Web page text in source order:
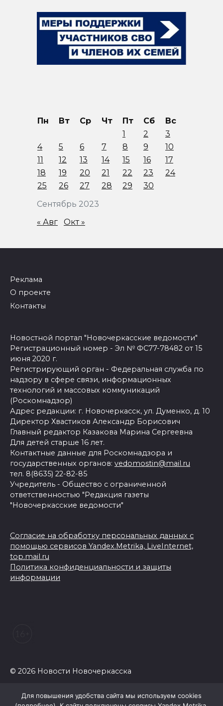
Сентябрь 2023
Пн Вт Ср Чт Пт Сб
Вс
1
2
3
4
5 6 7 8 9
10
11
12 13 14 15 16
17
18
19 20 21 22 23
24
25
26 27 28 29 30
« Авг Окт »
Реклама
О проекте
Контакты
Новостной портал "Новочеркасские ведомости"
Регистрационный номер - Эл № ФС77-78482 от 15
июня 2020 г.
Регистрирующий орган - Федеральная служба по
надзору в сфере связи, информационных
технологий и массовых коммуникаций
(Роскомнадзор)
Адрес редакции: г. Новочеркасск, ул. Думенко, д. 10
Директор Хвастиков Александр Борисович
Главный редактор Казакова Марина Сергеевна
Для детей старше 16 лет.
Контактные данные для Роскомнадзора и
государственных органов: vedomostin@mail.ru
тел. 8(8635) 22-82-85
Учредитель - Общество с ограниченной
ответственностью "Редакция газеты
"Новочеркасские ведомости"
Согласие на обработку персональных данных с
помощью сервисов Yandex.Metrika, LiveInternet,
top.mail.ru
Политика конфиденциальности и защиты
информации
© 2026 Новости Новочеркасска
Для повышения удобства сайта мы используем cookies